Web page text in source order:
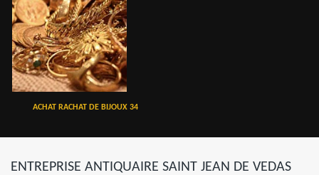
ACHAT RACHAT DE BIJOUX 34
ENTREPRISE ANTIQUAIRE SAINT JEAN DE VEDAS